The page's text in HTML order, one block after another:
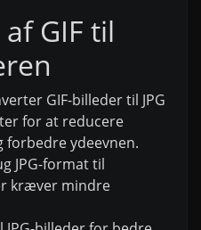
GIF til
GIF-billeder til JPG
for at reducere
ydeevnen.
JPG-format til
kræver mindre